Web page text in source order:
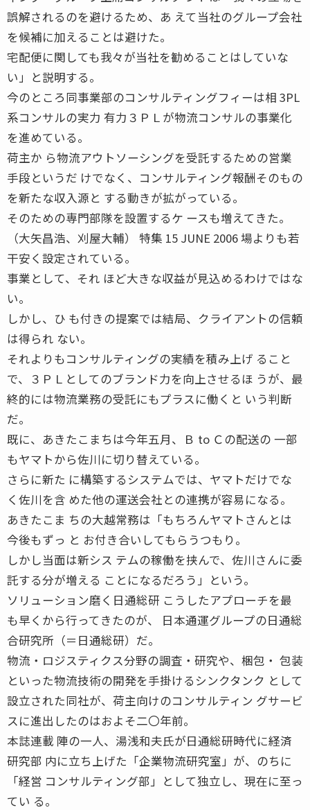
誤解されるのを避けるため、あ えて当社のグループ会社
を候補に加えることは避けた。
宅配便に関しても我々が当社を勧めることはしていな
い」と説明する。
今のところ同事業部のコンサルティングフィーは相 3PL
系コンサルの実力 有力３ＰＬが物流コンサルの事業化
を進めている。
荷主か ら物流アウトソーシングを受託するための営業
手段というだ けでなく、コンサルティング報酬そのもの
を新たな収入源と する動きが拡がっている。
そのための専門部隊を設置するケ ースも増えてきた。
（大矢昌浩、刈屋大輔） 特集 15 JUNE 2006 場よりも若
干安く設定されている。
事業として、それ ほど大きな収益が見込めるわけではな
い。
しかし、ひ も付きの提案では結局、クライアントの信頼
は得られ ない。
それよりもコンサルティングの実績を積み上げ ること
で、３ＰＬとしてのブランド力を向上させるほ うが、最
終的には物流業務の受託にもプラスに働くと いう判断
だ。
既に、あきたこまちは今年五月、Ｂ to Ｃの配送の 一部
もヤマトから佐川に切り替えている。
さらに新た に構築するシステムでは、ヤマトだけでな
く佐川を含 めた他の運送会社との連携が容易になる。
あきたこま ちの大越常務は「もちろんヤマトさんとは
今後もずっ と お付き合いしてもらうつもり。
しかし当面は新シス テムの稼働を挟んで、佐川さんに委
託する分が増える ことになるだろう」という。
ソリューション磨く日通総研 こうしたアプローチを最
も早くから行ってきたのが、 日本通運グループの日通総
合研究所（＝日通総研）だ。
物流・ロジスティクス分野の調査・研究や、梱包・ 包装
といった物流技術の開発を手掛けるシンクタンク として
設立された同社が、荷主向けのコンサルティン グサービ
スに進出したのはおよそ二〇年前。
本誌連載 陣の一人、湯浅和夫氏が日通総研時代に経済
研究部 内に立ち上げた「企業物流研究室」が、のちに
「経営 コンサルティング部」として独立し、現在に至っ
てい る。